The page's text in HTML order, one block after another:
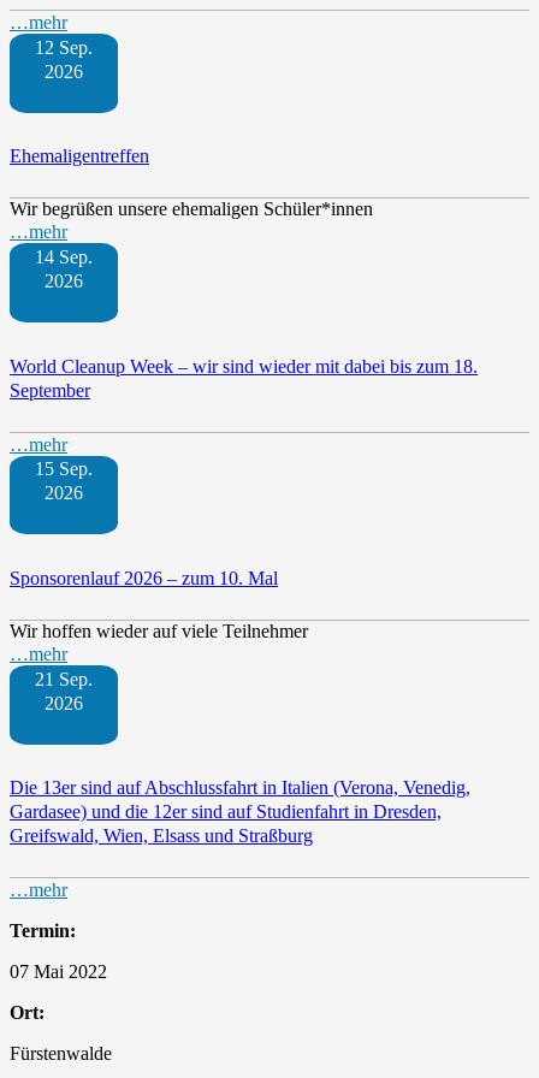
…mehr
12 Sep.
2026
Ehemaligentreffen
Wir begrüßen unsere ehemaligen Schüler*innen
…mehr
14 Sep.
2026
World Cleanup Week – wir sind wieder mit dabei bis zum 18.
September
…mehr
15 Sep.
2026
Sponsorenlauf 2026 – zum 10. Mal
Wir hoffen wieder auf viele Teilnehmer
…mehr
21 Sep.
2026
Die 13er sind auf Abschlussfahrt in Italien (Verona, Venedig,
Gardasee) und die 12er sind auf Studienfahrt in Dresden,
Greifswald, Wien, Elsass und Straßburg
…mehr
Termin:
07 Mai 2022
Ort:
Fürstenwalde